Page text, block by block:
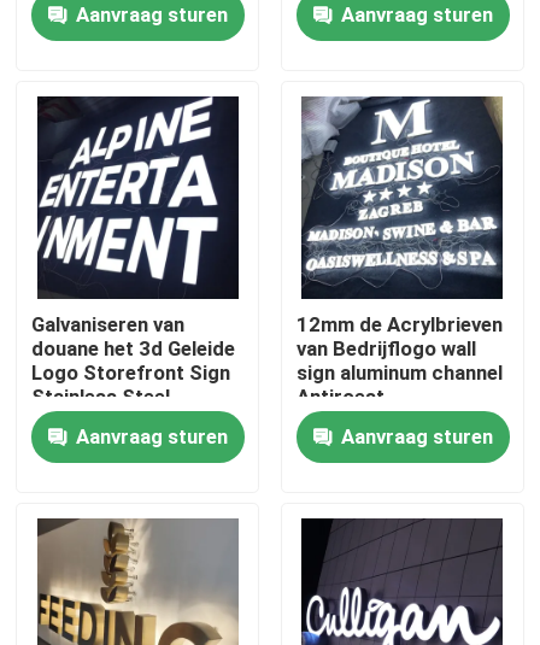
Producten
Ongeveer ons
Fabrieksreis
Kwaliteitscontrole
Contacteer ons
Verzoek om een Citaat
Het teken van de kanaalbrief
Backlit Brieventeken
Aanvraag sturen
Aanvraag sturen
Galvaniseren van
douane het 3d Geleide
Logo Storefront Sign
Stainless Steel
Aanvraag sturen
12mm de Acrylbrieven
van Bedrijflogo wall
sign aluminum channel
Antiroest
Aanvraag sturen